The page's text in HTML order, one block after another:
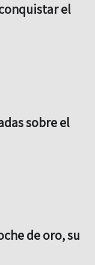
el
sobre el
de oro, su